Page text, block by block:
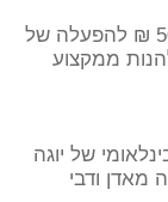
למה זה שווה לך? מנחה מתחיל מרוויח כ-500 ₪ להפעלה של
ממקצוע
של יוגה
מאדן ודבי